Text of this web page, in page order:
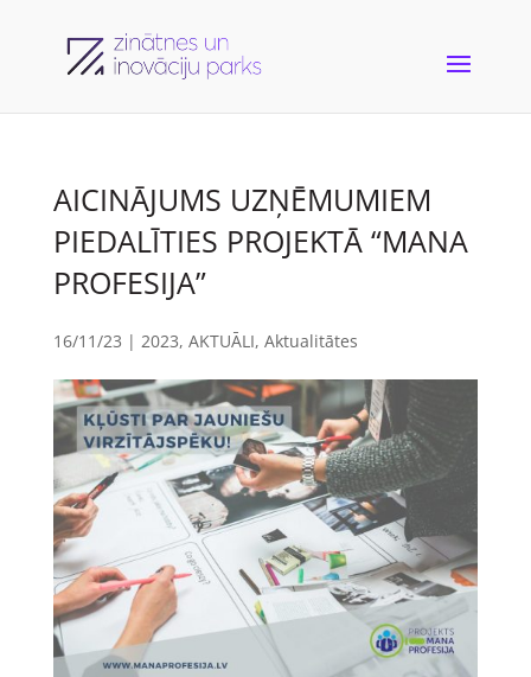
AICINĀJUMS UZŅĒMUMIEM
PIEDALĪTIES PROJEKTĀ “MANA
PROFESIJA”
16/11/23 | 2023, AKTUĀLI, Aktualitātes